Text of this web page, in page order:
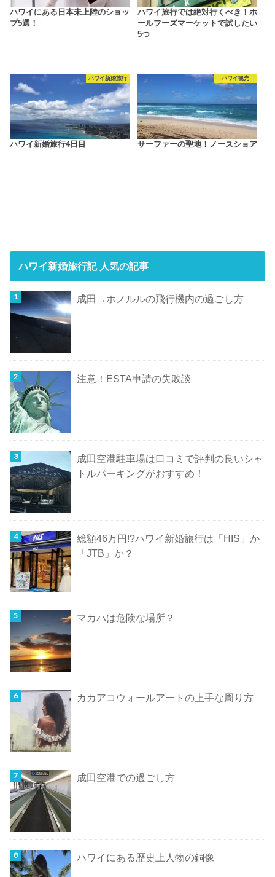
ハワイにある日本未上陸のショッ
プ5選！
ハワイ旅行では絶対行くべき！ホ
ールフーズマーケットで試したい
5つ
ハワイ新婚旅行
ハワイ新婚旅行4日目
ハワイ観光
サーファーの聖地！ノースショア
ハワイ新婚旅行記 人気の記事
成田→ホノルルの飛行機内の過ごし方
注意！ESTA申請の失敗談
成田空港駐車場は口コミで評判の良いシャ
トルパーキングがおすすめ！
総額46万円!?ハワイ新婚旅行は「HIS」か
「JTB」か？
マカハは危険な場所？
カカアコウォールアートの上手な周り方
成田空港での過ごし方
ハワイにある歴史上人物の銅像